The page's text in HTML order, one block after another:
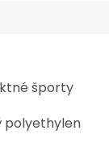
športy
polyethylen